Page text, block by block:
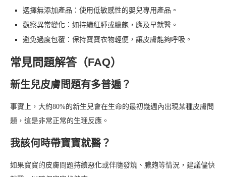
選擇無添加產品：使用低敏感性的嬰兒專用產品。
觀察異常變化：如持續紅腫或膿皰，應及早就醫。
避免過度包覆：保持寶寶衣物輕便，讓皮膚能夠呼吸。
常見問題解答（FAQ）
新生兒皮膚問題有多普遍？
事實上，大約80%的新生兒會在生命的最初幾週內出現某種皮膚問
題，這是非常正常的生理反應。
我該何時帶寶寶就醫？
如果寶寶的皮膚問題持續惡化或伴隨發燒、膿皰等情況，建議儘快